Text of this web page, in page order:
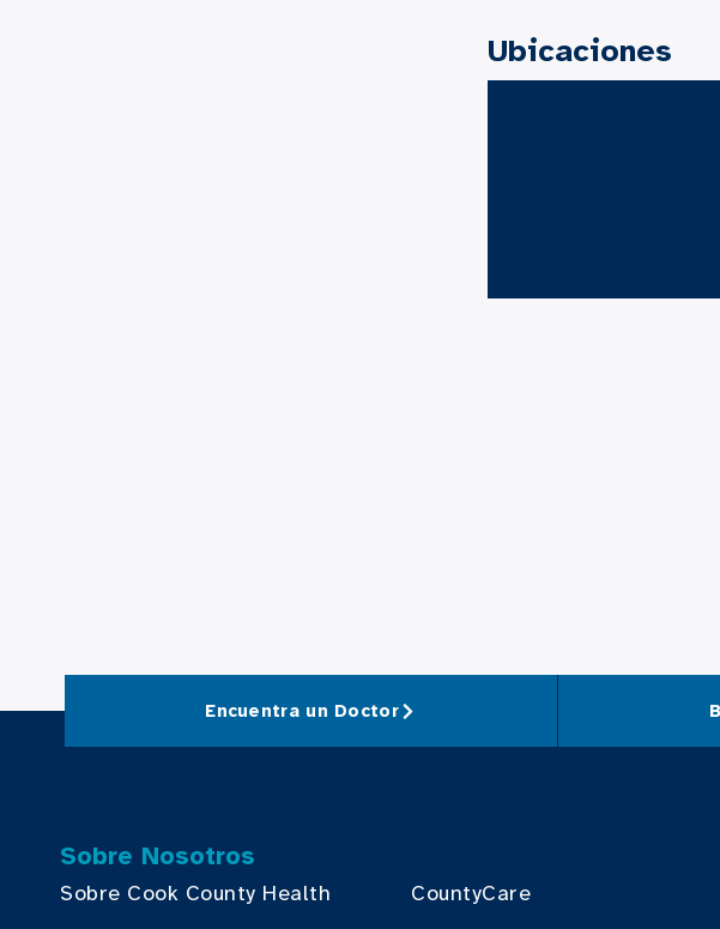
Ubicaciones
Encuentra un Doctor
Sobre Nosotros
Sobre Cook County Health CountyCare